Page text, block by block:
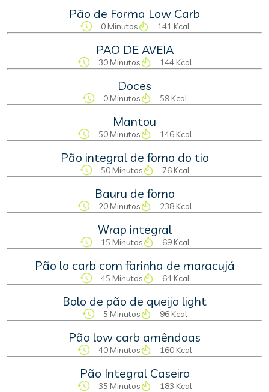
Pão de Forma Low Carb
0 Minutos 141 Kcal
PAO DE AVEIA
30 Minutos 144 Kcal
Doces
0 Minutos 59 Kcal
Mantou
50 Minutos 146 Kcal
Pão integral de forno do tio
50 Minutos 76 Kcal
Bauru de forno
20 Minutos 238 Kcal
Wrap integral
15 Minutos 69 Kcal
Pão lo carb com farinha de maracujá
45 Minutos 64 Kcal
Bolo de pão de queijo light
5 Minutos 96 Kcal
Pão low carb amêndoas
40 Minutos 160 Kcal
Pão Integral Caseiro
35 Minutos 183 Kcal